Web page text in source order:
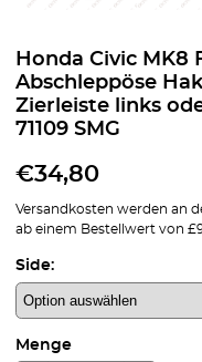
Honda Civic
Abschleppöse
Zierleiste links
71109 SMG
€34,80
Versandkosten werden an
ab einem Bestellwert von
Side:
Menge